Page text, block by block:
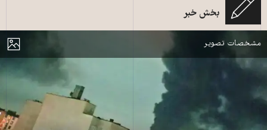
بخش خبر
نمایش
مشخصات تصویر
«وحیدآنلاین»